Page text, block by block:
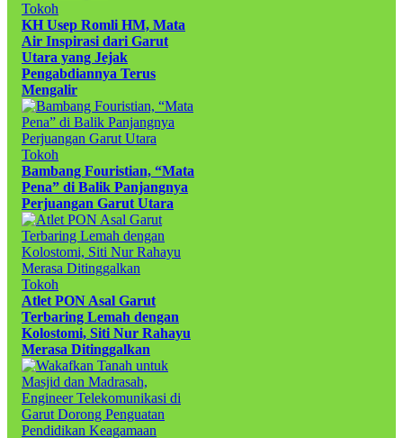
Tokoh
KH Usep Romli HM, Mata
Air Inspirasi dari Garut
Utara yang Jejak
Pengabdiannya Terus
Mengalir
Tokoh
Bambang Fouristian, “Mata
Pena” di Balik Panjangnya
Perjuangan Garut Utara
Tokoh
Atlet PON Asal Garut
Terbaring Lemah dengan
Kolostomi, Siti Nur Rahayu
Merasa Ditinggalkan